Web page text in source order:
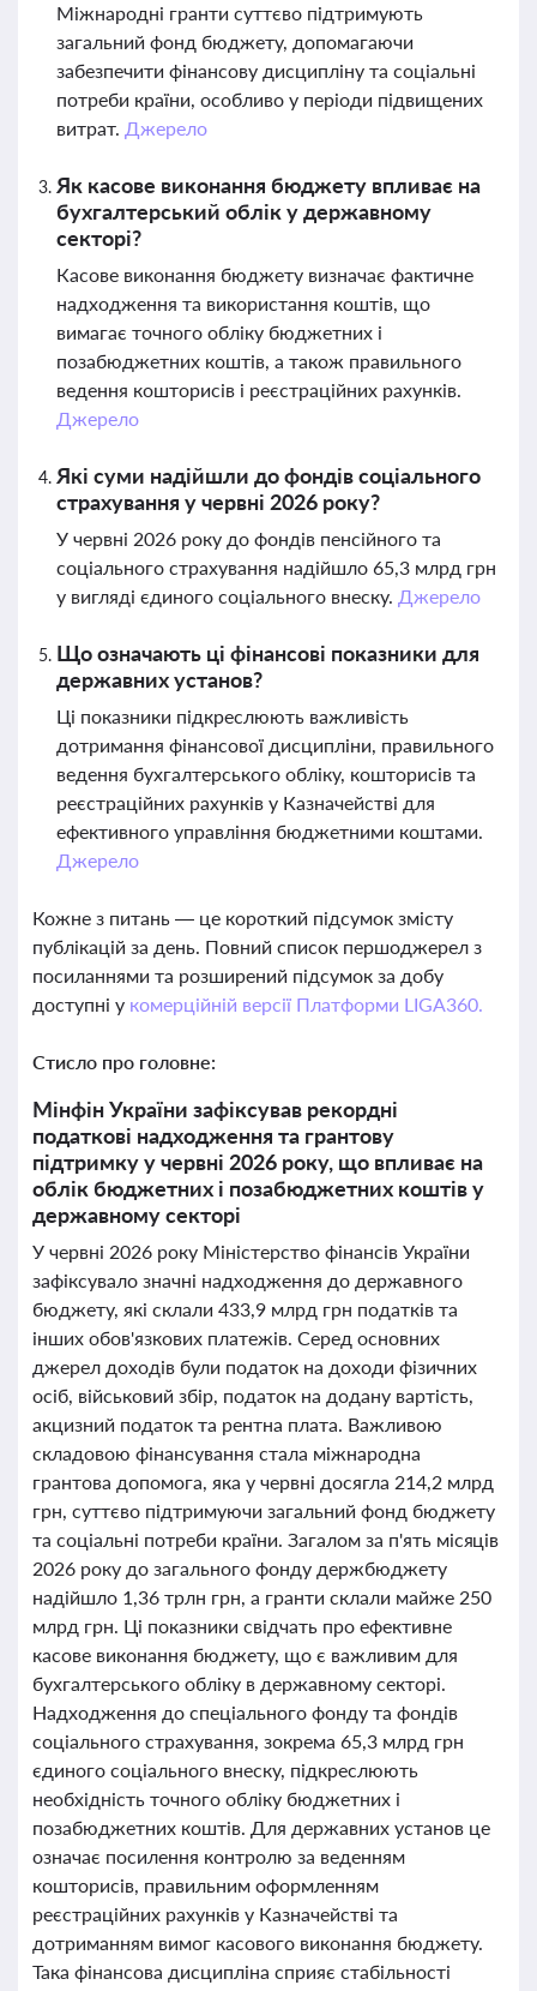
Міжнародні гранти суттєво підтримують
загальний фонд бюджету, допомагаючи
забезпечити фінансову дисципліну та соціальні
потреби країни, особливо у періоди підвищених
витрат. Джерело
Як касове виконання бюджету впливає на
бухгалтерський облік у державному
секторі?
Касове виконання бюджету визначає фактичне
надходження та використання коштів, що
вимагає точного обліку бюджетних і
позабюджетних коштів, а також правильного
ведення кошторисів і реєстраційних рахунків.
Джерело
Які суми надійшли до фондів соціального
страхування у червні 2026 року?
У червні 2026 року до фондів пенсійного та
соціального страхування надійшло 65,3 млрд грн
у вигляді єдиного соціального внеску. Джерело
Що означають ці фінансові показники для
державних установ?
Ці показники підкреслюють важливість
дотримання фінансової дисципліни, правильного
ведення бухгалтерського обліку, кошторисів та
реєстраційних рахунків у Казначействі для
ефективного управління бюджетними коштами.
Джерело
Кожне з питань — це короткий підсумок змісту
публікацій за день. Повний список першоджерел з
посиланнями та розширений підсумок за добу
доступні у комерційній версії Платформи LIGA360.
Стисло про головне:
Мінфін України зафіксував рекордні
податкові надходження та грантову
підтримку у червні 2026 року, що впливає на
облік бюджетних і позабюджетних коштів у
державному секторі
У червні 2026 року Міністерство фінансів України
зафіксувало значні надходження до державного
бюджету, які склали 433,9 млрд грн податків та
інших обов'язкових платежів. Серед основних
джерел доходів були податок на доходи фізичних
осіб, військовий збір, податок на додану вартість,
акцизний податок та рентна плата. Важливою
складовою фінансування стала міжнародна
грантова допомога, яка у червні досягла 214,2 млрд
грн, суттєво підтримуючи загальний фонд бюджету
та соціальні потреби країни. Загалом за п'ять місяців
2026 року до загального фонду держбюджету
надійшло 1,36 трлн грн, а гранти склали майже 250
млрд грн. Ці показники свідчать про ефективне
касове виконання бюджету, що є важливим для
бухгалтерського обліку в державному секторі.
Надходження до спеціального фонду та фондів
соціального страхування, зокрема 65,3 млрд грн
єдиного соціального внеску, підкреслюють
необхідність точного обліку бюджетних і
позабюджетних коштів. Для державних установ це
означає посилення контролю за веденням
кошторисів, правильним оформленням
реєстраційних рахунків у Казначействі та
дотриманням вимог касового виконання бюджету.
Така фінансова дисципліна сприяє стабільності